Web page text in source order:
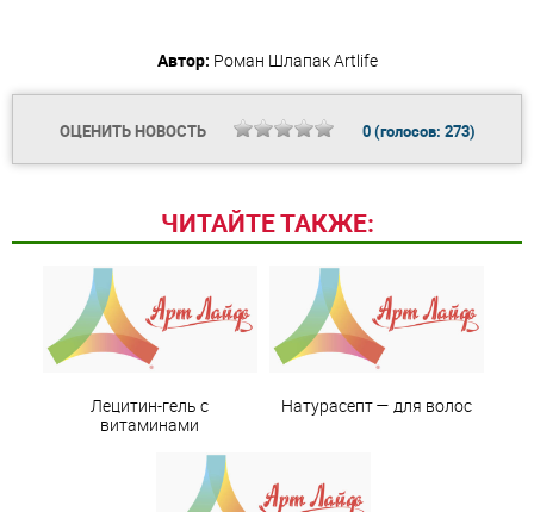
Автор: Роман ШлапакArtlife
ОЦЕНИТЬ НОВОСТЬ 0(голосов: 273)
ЧИТАЙТЕ ТАКЖЕ:
Лецитин-гель с
витаминами
Натурасепт — для волос